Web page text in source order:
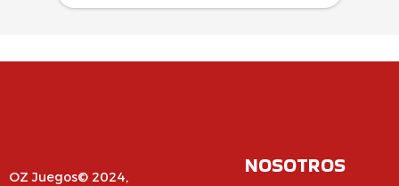
OZ Juegos© 2024,
NOSOTROS